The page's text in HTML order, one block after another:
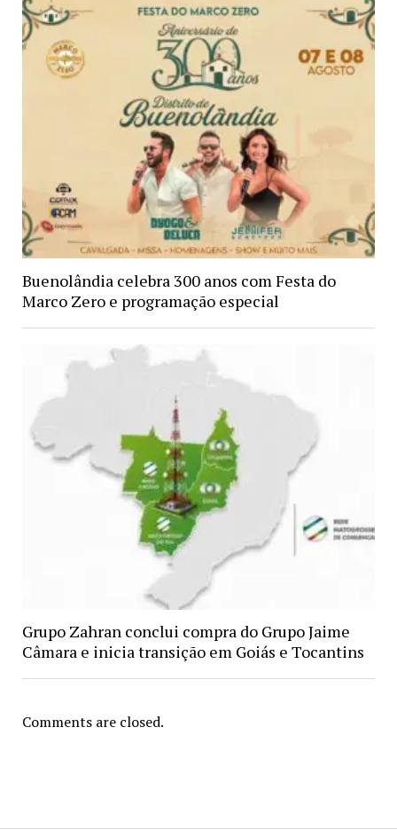
Buenolândia celebra 300 anos com Festa do
Marco Zero e programação especial
Grupo Zahran conclui compra do Grupo Jaime
Câmara e inicia transição em Goiás e Tocantins
Comments are closed.